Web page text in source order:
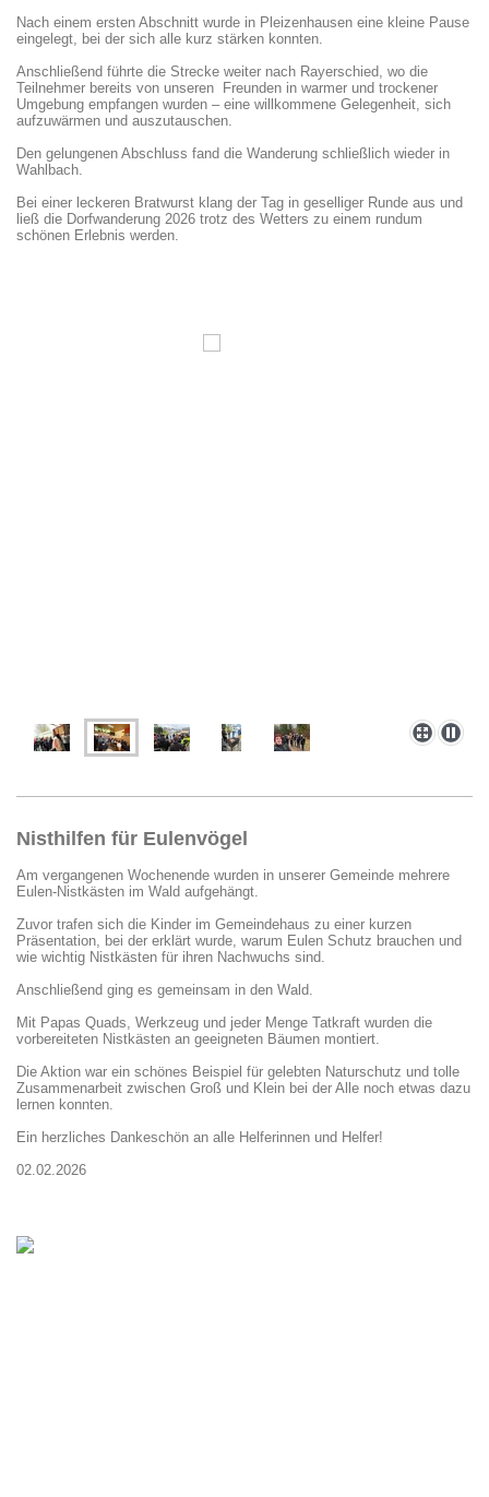
Nach einem ersten Abschnitt wurde in Pleizenhausen eine kleine Pause
eingelegt, bei der sich alle kurz stärken konnten.
Anschließend führte die Strecke weiter nach Rayerschied, wo die
Teilnehmer bereits von unseren Freunden in warmer und trockener
Umgebung empfangen wurden – eine willkommene Gelegenheit, sich
aufzuwärmen und auszutauschen.
Den gelungenen Abschluss fand die Wanderung schließlich wieder in
Wahlbach.
Bei einer leckeren Bratwurst klang der Tag in geselliger Runde aus und
ließ die Dorfwanderung 2026 trotz des Wetters zu einem rundum
schönen Erlebnis werden.
Nisthilfen für Eulenvögel
Am vergangenen Wochenende wurden in unserer Gemeinde mehrere
Eulen-Nistkästen im Wald aufgehängt.
Zuvor trafen sich die Kinder im Gemeindehaus zu einer kurzen
Präsentation, bei der erklärt wurde, warum Eulen Schutz brauchen und
wie wichtig Nistkästen für ihren Nachwuchs sind.
Anschließend ging es gemeinsam in den Wald.
Mit Papas Quads, Werkzeug und jeder Menge Tatkraft wurden die
vorbereiteten Nistkästen an geeigneten Bäumen montiert.
Die Aktion war ein schönes Beispiel für gelebten Naturschutz und tolle
Zusammenarbeit zwischen Groß und Klein bei der Alle noch etwas dazu
lernen konnten.
Ein herzliches Dankeschön an alle Helferinnen und Helfer!
02.02.2026